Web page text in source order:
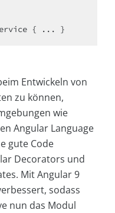
{ ... }
Entwickeln von
zu können,
wie
Angular Language
gute Code
Decorators und
Mit Angular 9
sodass
nun das Modul